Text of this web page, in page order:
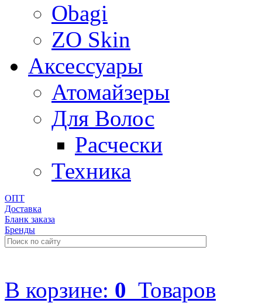
Obagi
ZO Skin
Aксессуары
Атомайзеры
Для Волос
Расчески
Техника
ОПТ
Доставка
Бланк заказа
Бренды
В корзине: 0 Товаров